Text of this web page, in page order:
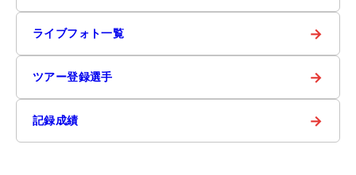
ライブフォト一覧 →
ツアー登録選手 →
記録成績 →